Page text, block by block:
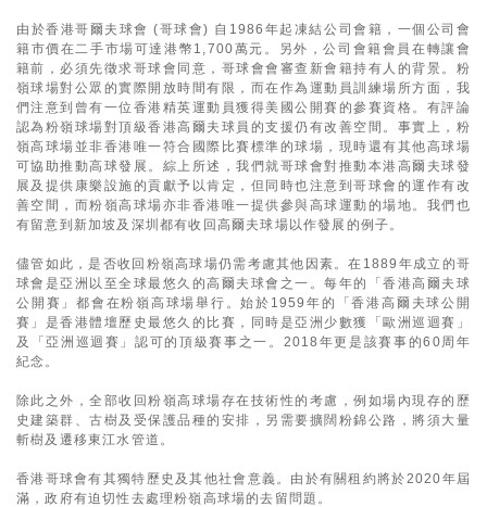
由於香港哥爾夫球會 (哥球會) 自1986年起凍結公司會籍，一個公司會
籍市價在二手市場可達港幣1,700萬元。另外，公司會籍會員在轉讓會
籍前，必須先徵求哥球會同意，哥球會會審查新會籍持有人的背景。粉
嶺球場對公眾的實際開放時間有限，而在作為運動員訓練場所方面，我
們注意到曾有一位香港精英運動員獲得美國公開賽的參賽資格。有評論
認為粉嶺球場對頂級香港高爾夫球員的支援仍有改善空間。事實上，粉
嶺高球場並非香港唯一符合國際比賽標準的球場，現時還有其他高球場
可協助推動高球發展。綜上所述，我們就哥球會對推動本港高爾夫球發
展及提供康樂設施的貢獻予以肯定，但同時也注意到哥球會的運作有改
善空間，而粉嶺高球場亦非香港唯一提供參與高球運動的場地。我們也
有留意到新加坡及深圳都有收回高爾夫球場以作發展的例子。
儘管如此，是否收回粉嶺高球場仍需考慮其他因素。在1889年成立的哥
球會是亞洲以至全球最悠久的高爾夫球會之一。每年的「香港高爾夫球
公開賽」都會在粉嶺高球場舉行。始於1959年的「香港高爾夫球公開
賽」是香港體壇歷史最悠久的比賽，同時是亞洲少數獲「歐洲巡迴賽」
及「亞洲巡迴賽」認可的頂級賽事之一。2018年更是該賽事的60周年
紀念。
除此之外，全部收回粉嶺高球場存在技術性的考慮，例如場內現存的歷
史建築群、古樹及受保護品種的安排，另需要擴闊粉錦公路，將須大量
斬樹及遷移東江水管道。
香港哥球會有其獨特歷史及其他社會意義。由於有關租約將於2020年屆
滿，政府有迫切性去處理粉嶺高球場的去留問題。